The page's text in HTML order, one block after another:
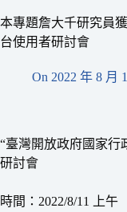
本專題詹大千研究員
台使用者研討會
On 2022 年 8 月
“臺灣開放政府國家行
研討會
時間：2022/8/11 上午